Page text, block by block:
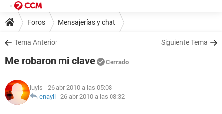
Foros Mensajerías y chat
Tema Anterior Siguiente Tema
Me robaron mi clave Cerrado
luyis - 26 abr 2010 a las 05:08
enayli - 26 abr 2010 a las 08:32